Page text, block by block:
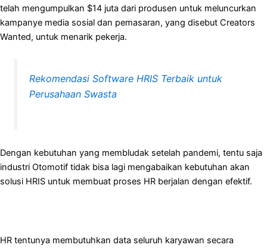
telah mengumpulkan $14 juta dari produsen untuk meluncurkan
kampanye media sosial dan pemasaran, yang disebut Creators
Wanted, untuk menarik pekerja.
Rekomendasi Software HRIS Terbaik untuk
Perusahaan Swasta
Dengan kebutuhan yang membludak setelah pandemi, tentu saja
industri Otomotif tidak bisa lagi mengabaikan kebutuhan akan
solusi HRIS untuk membuat proses HR berjalan dengan efektif.
HR tentunya membutuhkan data seluruh karyawan secara